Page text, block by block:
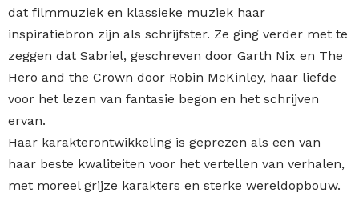
dat filmmuziek en klassieke muziek haar
inspiratiebron zijn als schrijfster. Ze ging verder met te
zeggen dat Sabriel, geschreven door Garth Nix en The
Hero and the Crown door Robin McKinley, haar liefde
voor het lezen van fantasie begon en het schrijven
ervan.
Haar karakterontwikkeling is geprezen als een van
haar beste kwaliteiten voor het vertellen van verhalen,
met moreel grijze karakters en sterke wereldopbouw.